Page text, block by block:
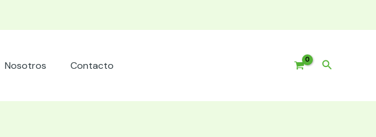
Nosotros Contacto Buscar